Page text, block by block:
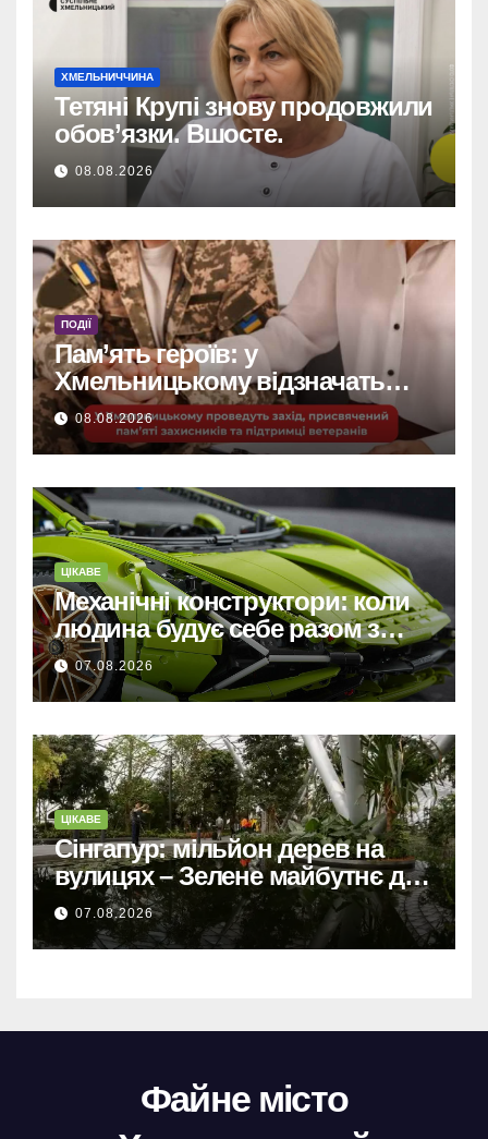
ХМЕЛЬНИЧЧИНА
Тетяні Крупі знову продовжили
обов’язки. Вшосте.
08.08.2026
ПОДІЇ
Пам’ять героїв: у
Хмельницькому відзначать
захисників та підтримають
ветеранів.
08.08.2026
ЦІКАВЕ
Механічні конструктори: коли
людина будує себе разом з
машиною
07.08.2026
ЦІКАВЕ
Сінгапур: мільйон дерев на
вулицях – Зелене майбутнє для
міста-держави.
07.08.2026
Файне місто